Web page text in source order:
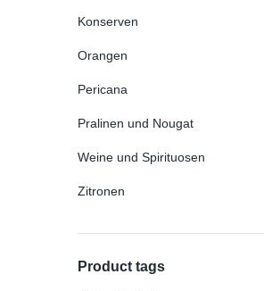
Konserven
Orangen
Pericana
Pralinen und Nougat
Weine und Spirituosen
Zitronen
Product tags